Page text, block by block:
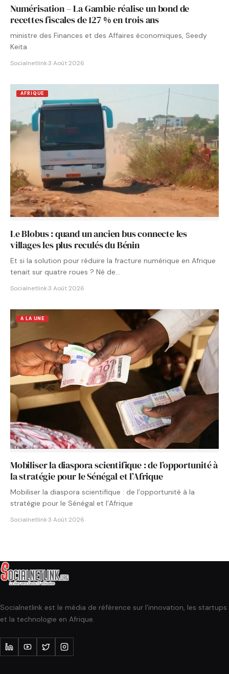
Numérisation – La Gambie réalise un bond de
recettes fiscales de 127 % en trois ans
ministre des Finances et des Affaires économiques, Seedy
Keita
Socialnetlink·3 Août 2026
AFRIQUE
Le Blobus : quand un ancien bus connecte les
villages les plus reculés du Bénin
Et si la solution pour réduire la fracture numérique en Afrique
tenait sur quatre roues ? Né de…
Socialnetlink·3 Août 2026
A LA UNE
Mobiliser la diaspora scientifique : de l’opportunité à
la stratégie pour le Sénégal et l’Afrique
Mobiliser la diaspora scientifique : de l’opportunité à la
stratégie pour le Sénégal et l’Afrique
Socialnetlink·3 Août 2026
Socialnetlink est le média de référence sur l'innovation, les startups
et la technologie en Afrique.